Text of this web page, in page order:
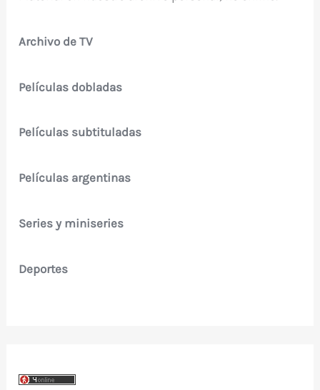
Archivo de TV
Películas dobladas
Películas subtituladas
Películas argentinas
Series y miniseries
Deportes